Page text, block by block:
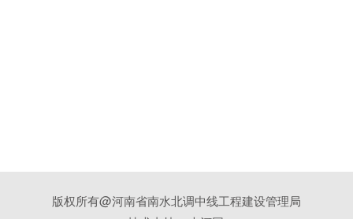
版权所有@河南省南水北调中线工程建设管理局